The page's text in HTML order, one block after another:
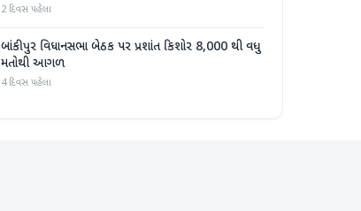
2 દિવસ પહેલા
બાંકીપુર વિધાનસભા બેઠક પર પ્રશાંત કિશોર 8,000 થી વધુ
મતોથી આગળ
4 દિવસ પહેલા